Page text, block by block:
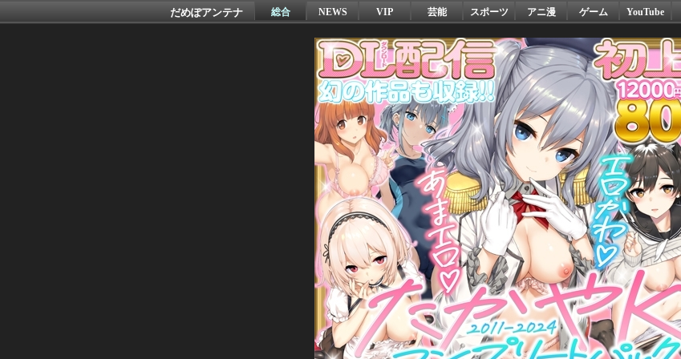
だめぽアンテナ 総合 NEWS VIP 芸能 スポーツ アニ漫 ゲーム YouTube